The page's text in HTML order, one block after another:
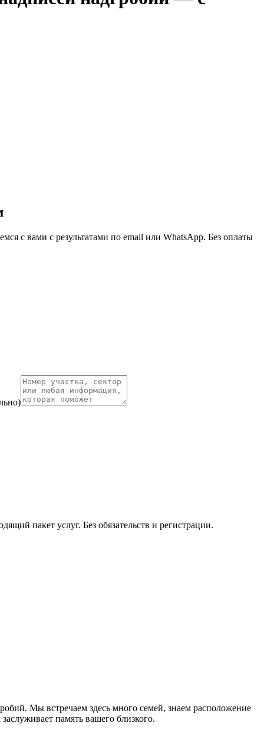
с вами с результатами по email или WhatsApp. Без оплаты
пакет услуг. Без обязательств и регистрации.
Мы встречаем здесь много семей, знаем расположение
память вашего близкого.